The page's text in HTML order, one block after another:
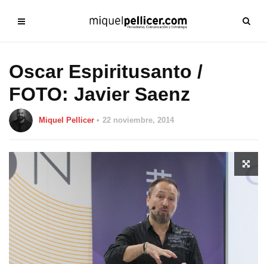
Oscar Espiritusanto /
FOTO: Javier Saenz
Miquel Pellicer 22 noviembre, 2014